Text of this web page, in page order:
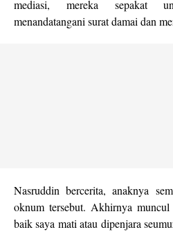
mediasi, mereka sepakat
menandatangani surat damai dan
Nasruddin bercerita, anaknya
oknum tersebut. Akhirnya
baik saya mati atau dipenjara